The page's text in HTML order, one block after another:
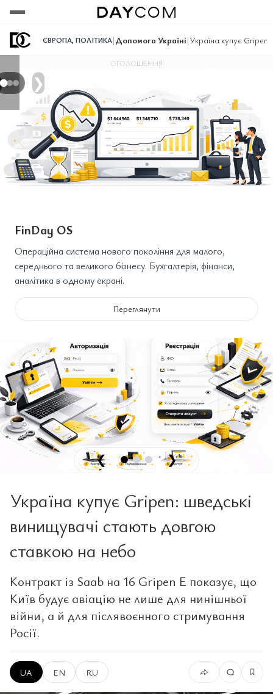
ЄВРОПА, ПОЛІТИКА|Допомога Україні|Україна купує
❯
ОГОЛОШЕННЯ
FinDay OS
Операційна система нового покоління для малого,
середнього та великого бізнесу. Бухгалтерія, фінанси,
аналітика в одному екрані.
Переглянути
❮ ❯
Україна купує Gripen: шведські
винищувачі стають довгою
ставкою на небо
Контракт із Saab на 16 Gripen E показує, що
Київ будує авіацію не лише для нинішньої
війни, а й для післявоєнного стримування
Росії.
UA EN RU